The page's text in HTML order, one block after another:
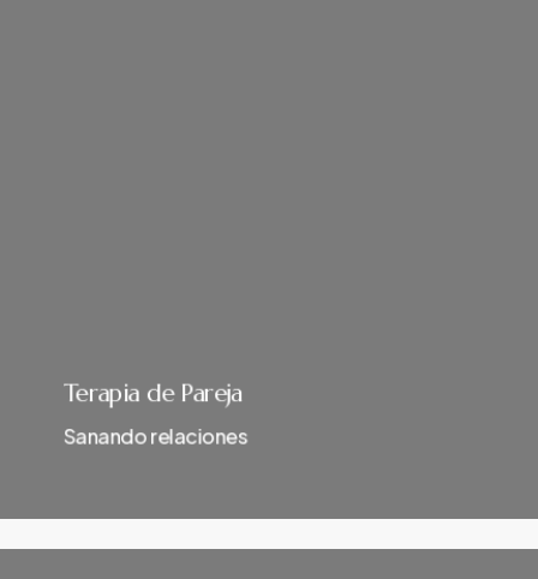
Terapia de Pareja
Sanando relaciones